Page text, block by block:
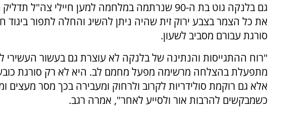
גם בלנקה גוט בת ה-90 שנרתמה במלחמה למען חיילי
את כל הצמר בצבע ירוק זית שהיה ניתן להשיג והחלה לתפור ביגוד
סורגת עבורם מסביב לשעון.
"רוח ההתגייסות והנתינה של בלנקה לא עוצרת גם בעשור העשירי
מתפעלת בהצלחה מרשימה מפעל מחמם לב. היא לא רק סורגת
אלא גם רוקמת סולידריות לקרוב ולרחוק ומעבירה בכך מסר מעצים
כשמבקשים להרבות אור ולסייע לאחר", אמרה רגב.